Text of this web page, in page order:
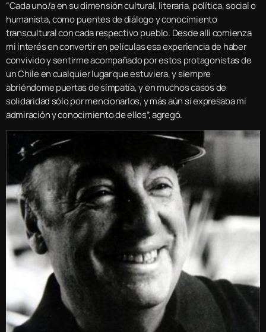
“Cada uno/a en su dimensión cultural, literaria, política, social o
humanista, como puentes de diálogo y conocimiento
transcultural con cada respectivo pueblo. Desde allí comienza
mi interés en convertir en películas esa experiencia de haber
convivido y sentirme acompañado por estos protagonistas de
un Chile en cualquier lugar que estuviera, y siempre
abriéndome puertas de simpatía, y en muchos casos de
solidaridad sólo por mencionarlos, y más aún si expresaba mi
admiración y conocimiento de ellos”, agregó.